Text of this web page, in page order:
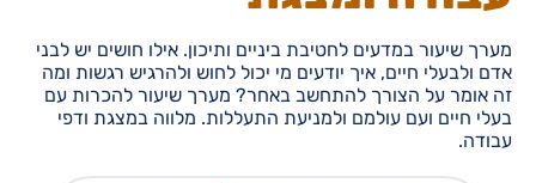
מערך שיעור במדעים לחטיבת ביניים ותיכון. אילו חושים יש לבני
אדם ולבעלי חיים, איך יודעים מי יכול לחוש ולהרגיש רגשות ומה
זה אומר על הצורך להתחשב באחר? מערך שיעור להכרות עם
בעלי חיים ועם עולמם ולמניעת התעללות. מלווה במצגת ודפי
עבודה.